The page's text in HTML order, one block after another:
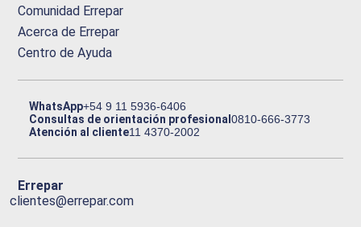
Comunidad Errepar
Acerca de Errepar
Centro de Ayuda
WhatsApp+54 9 11 5936-6406
Consultas de orientación profesional0810-666-3773
Atención al cliente11 4370-2002
Errepar
clientes@errepar.com